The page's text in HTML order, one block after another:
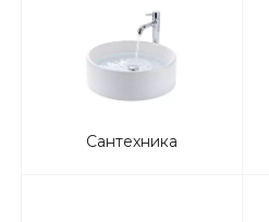
Сантехника